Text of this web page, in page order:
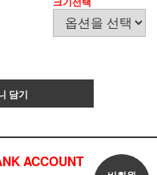
담기
ACCOUNT